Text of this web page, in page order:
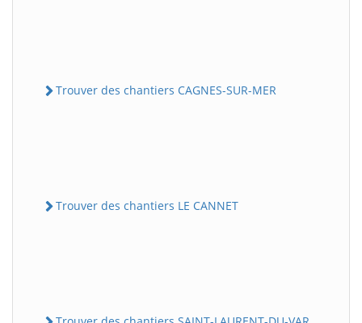
Trouver des chantiers CAGNES-SUR-MER
Trouver des chantiers LE CANNET